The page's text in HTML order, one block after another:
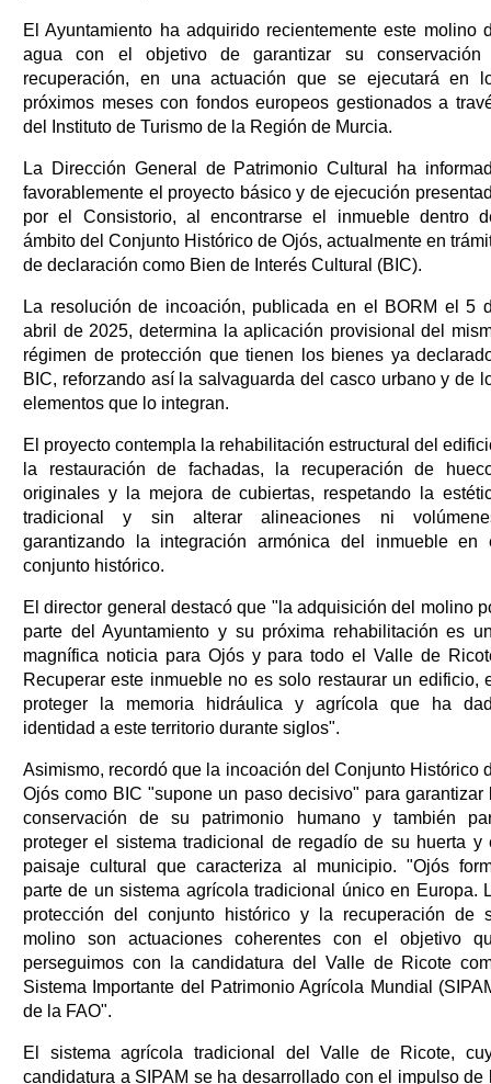
El Ayuntamiento ha adquirido recientemente este molino
agua con el objetivo de garantizar su conservación
recuperación, en una actuación que se ejecutará en
próximos meses con fondos europeos gestionados a
del Instituto de Turismo de la Región de Murcia.
La Dirección General de Patrimonio Cultural ha
favorablemente el proyecto básico y de ejecución
por el Consistorio, al encontrarse el inmueble dentro
ámbito del Conjunto Histórico de Ojós, actualmente en
de declaración como Bien de Interés Cultural (BIC).
La resolución de incoación, publicada en el BORM el 5
abril de 2025, determina la aplicación provisional del
régimen de protección que tienen los bienes ya
BIC, reforzando así la salvaguarda del casco urbano y de
elementos que lo integran.
El proyecto contempla la rehabilitación estructural del
la restauración de fachadas, la recuperación de
originales y la mejora de cubiertas, respetando la
tradicional y sin alterar alineaciones ni
garantizando la integración armónica del inmueble en
conjunto histórico.
El director general destacó que "la adquisición del molino
parte del Ayuntamiento y su próxima rehabilitación es
magnífica noticia para Ojós y para todo el Valle de
Recuperar este inmueble no es solo restaurar un edificio,
proteger la memoria hidráulica y agrícola que ha
identidad a este territorio durante siglos".
Asimismo, recordó que la incoación del Conjunto Histórico
Ojós como BIC "supone un paso decisivo" para garantizar
conservación de su patrimonio humano y también
proteger el sistema tradicional de regadío de su huerta y
paisaje cultural que caracteriza al municipio. "Ojós
parte de un sistema agrícola tradicional único en Europa.
protección del conjunto histórico y la recuperación de
molino son actuaciones coherentes con el objetivo
perseguimos con la candidatura del Valle de Ricote
Sistema Importante del Patrimonio Agrícola Mundial
de la FAO".
El sistema agrícola tradicional del Valle de Ricote,
candidatura a SIPAM se ha desarrollado con el impulso de